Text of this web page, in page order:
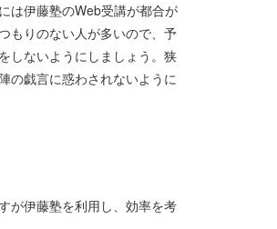
は伊藤塾のWeb受講が都合が
もりのない人が多いので、予
しないようにしましょう。狭
の戯言に惑わされないように
が伊藤塾を利用し、効率を考